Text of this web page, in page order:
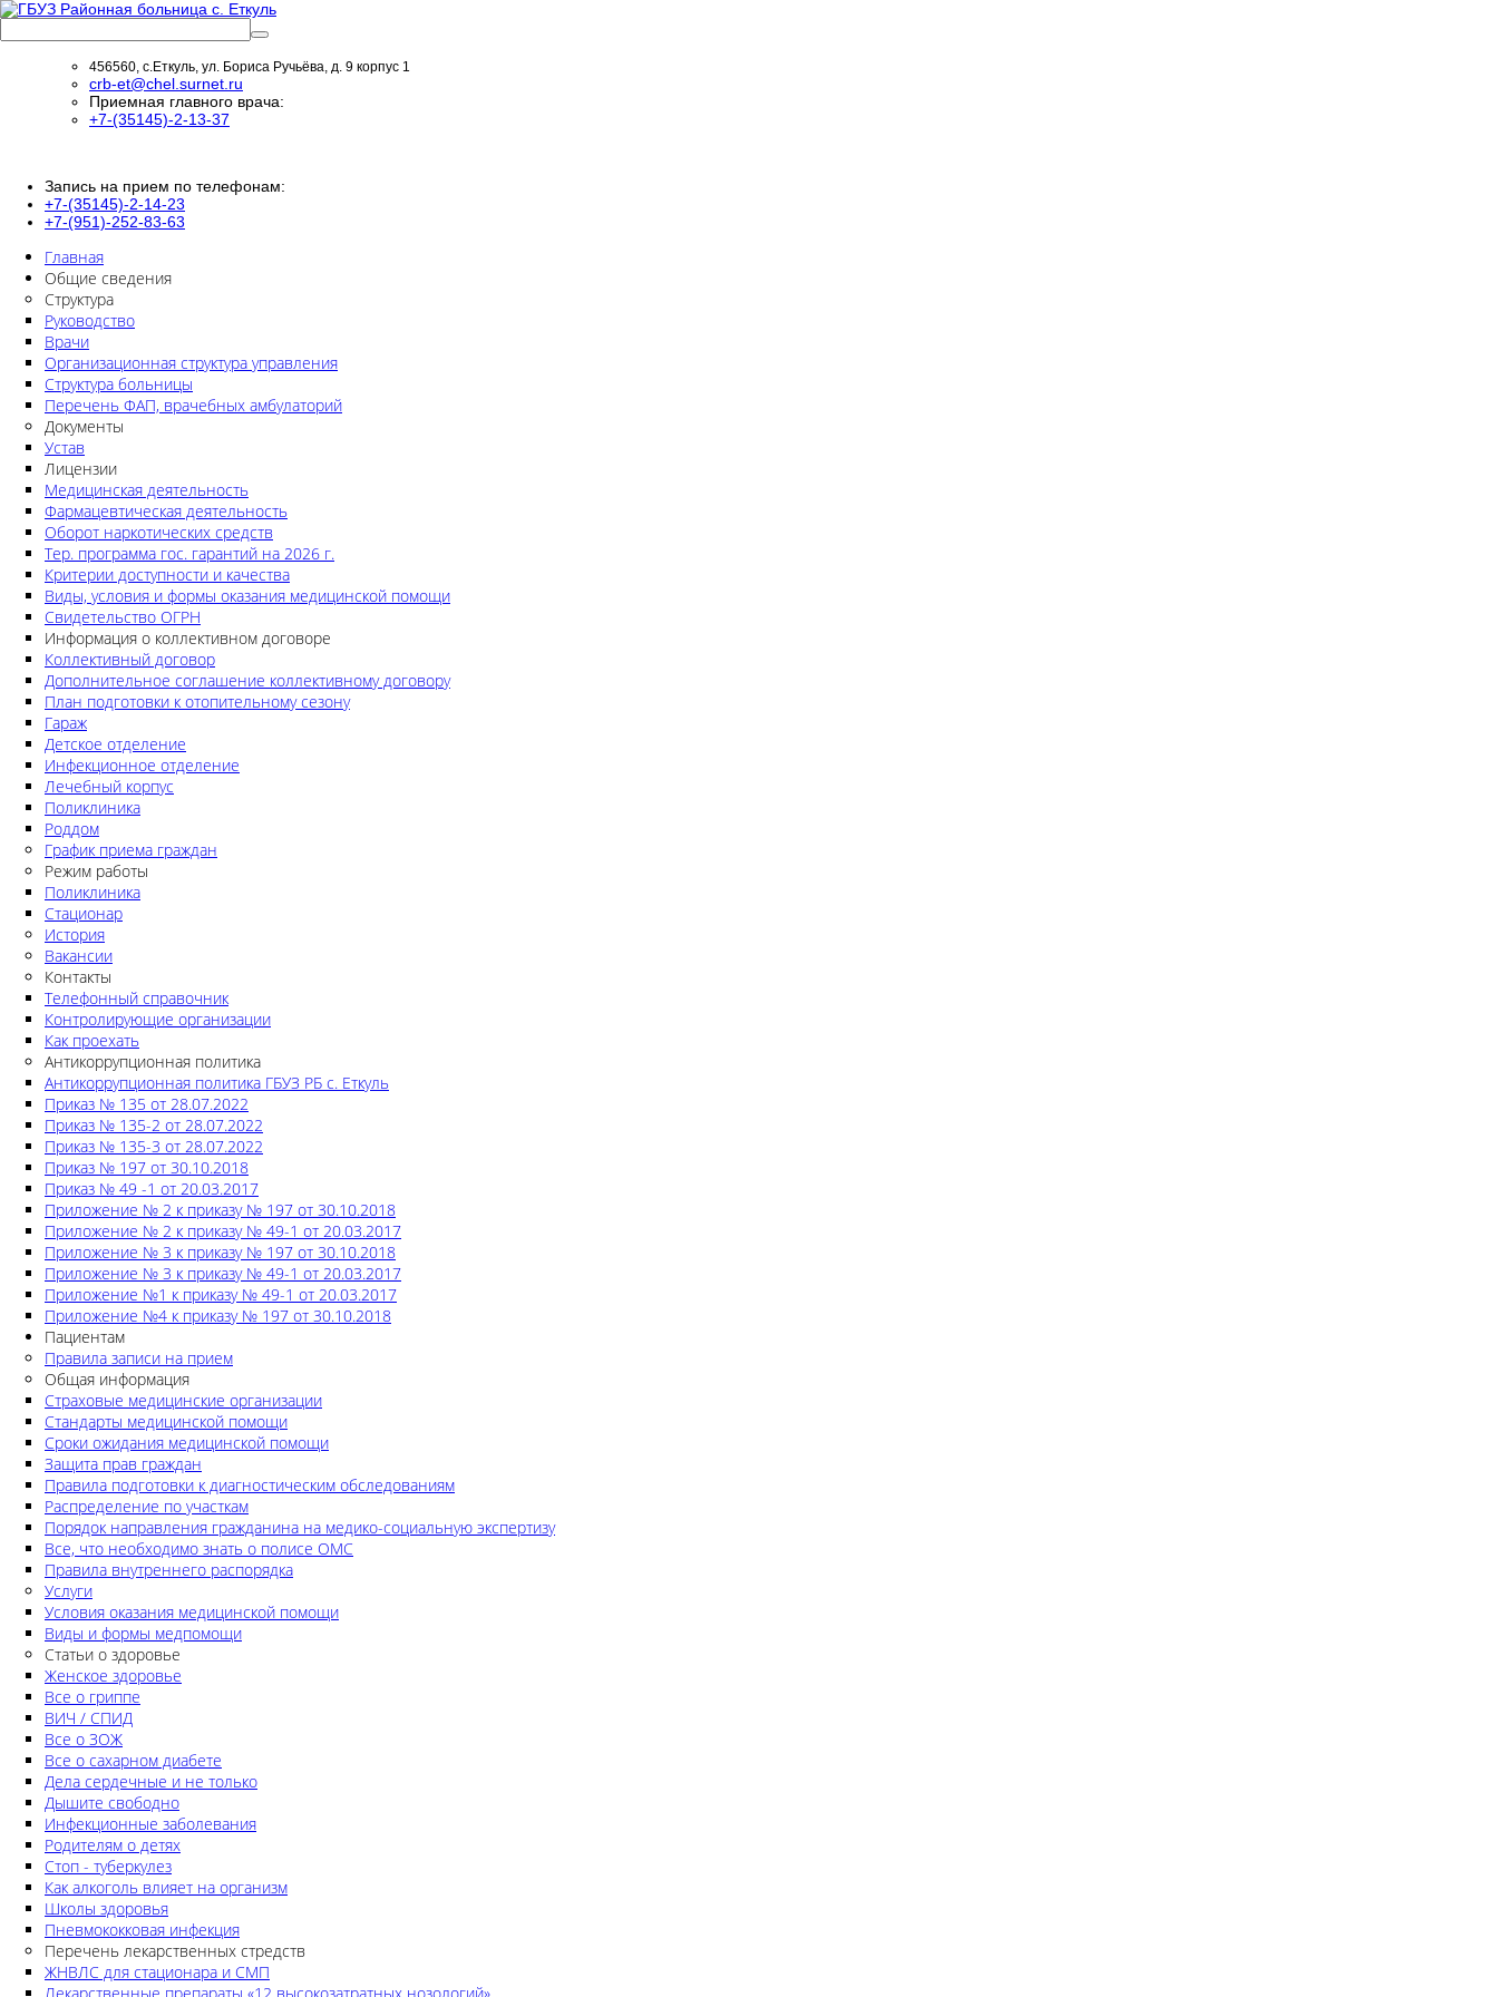
456560, с.Еткуль, ул. Бориса Ручьёва, д. 9 корпус 1
crb-et@chel.surnet.ru
Приемная главного врача:
+7-(35145)-2-13-37
Запись на прием по телефонам:
+7-(35145)-2-14-23
+7-(951)-252-83-63
Главная
Общие сведения
Структура
Руководство
Врачи
Организационная структура управления
Структура больницы
Перечень ФАП, врачебных амбулаторий
Документы
Устав
Лицензии
Медицинская деятельность
Фармацевтическая деятельность
Оборот наркотических средств
Тер. программа гос. гарантий на 2026 г.
Критерии доступности и качества
Виды, условия и формы оказания медицинской помощи
Свидетельство ОГРН
Информация о коллективном договоре
Коллективный договор
Дополнительное соглашение коллективному договору
План подготовки к отопительному сезону
Гараж
Детское отделение
Инфекционное отделение
Лечебный корпус
Поликлиника
Роддом
График приема граждан
Режим работы
Поликлиника
Стационар
История
Вакансии
Контакты
Телефонный справочник
Контролирующие организации
Как проехать
Антикоррупционная политика
Антикоррупционная политика ГБУЗ РБ с. Еткуль
Приказ № 135 от 28.07.2022
Приказ № 135-2 от 28.07.2022
Приказ № 135-3 от 28.07.2022
Приказ № 197 от 30.10.2018
Приказ № 49 -1 от 20.03.2017
Приложение № 2 к приказу № 197 от 30.10.2018
Приложение № 2 к приказу № 49-1 от 20.03.2017
Приложение № 3 к приказу № 197 от 30.10.2018
Приложение № 3 к приказу № 49-1 от 20.03.2017
Приложение №1 к приказу № 49-1 от 20.03.2017
Приложение №4 к приказу № 197 от 30.10.2018
Пациентам
Правила записи на прием
Общая информация
Страховые медицинские организации
Стандарты медицинской помощи
Сроки ожидания медицинской помощи
Защита прав граждан
Правила подготовки к диагностическим обследованиям
Распределение по участкам
Порядок направления гражданина на медико-социальную экспертизу
Все, что необходимо знать о полисе ОМС
Правила внутреннего распорядка
Услуги
Условия оказания медицинской помощи
Виды и формы медпомощи
Статьи о здоровье
Женское здоровье
Все о гриппе
ВИЧ / СПИД
Все о ЗОЖ
Все о сахарном диабете
Дела сердечные и не только
Дышите свободно
Инфекционные заболевания
Родителям о детях
Стоп - туберкулез
Как алкоголь влияет на организм
Школы здоровья
Пневмококковая инфекция
Перечень лекарственных стредств
ЖНВЛС для стационара и СМП